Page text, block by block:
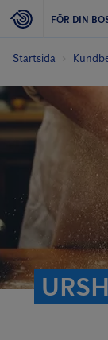
FÖR DIN
Startsida